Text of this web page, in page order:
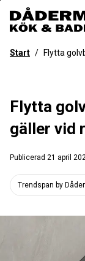
övergripande
förStart / Flytta
Flytta
gäller vid
Publicerad 21 april
Trendspan by